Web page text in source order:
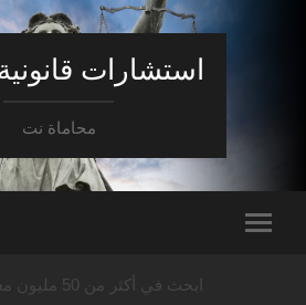
استشارات
محاماة نت
ابحث في أكثر من 50 مليون معلومة قانونية